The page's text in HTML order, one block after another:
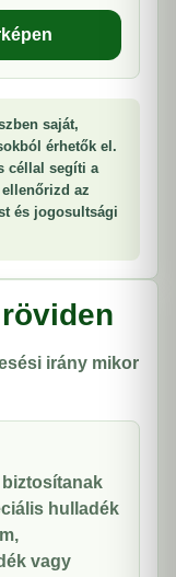
saját,
érhetők el.
céllal segíti a
az
és jogosultsági
irány mikor
hulladék
vagy